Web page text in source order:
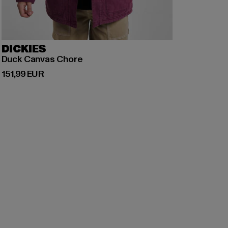
DICKIES
Duck Canvas Chore
151,99 EUR
Derzeitiger Preis: 151,99 EUR